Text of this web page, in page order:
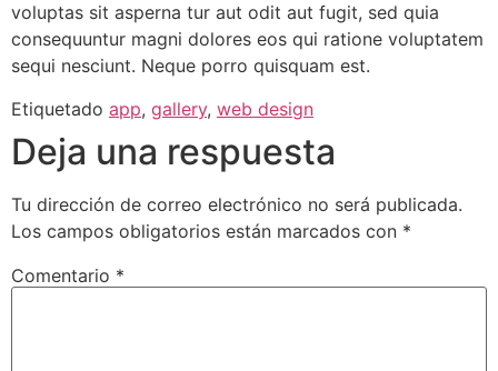
voluptas sit asperna tur aut odit aut fugit, sed quia
consequuntur magni dolores eos qui ratione voluptatem
sequi nesciunt. Neque porro quisquam est.
Etiquetado app, gallery, web design
Deja una respuesta
Tu dirección de correo electrónico no será publicada.
Los campos obligatorios están marcados con *
Comentario *